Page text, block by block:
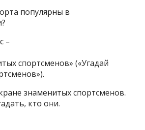
популярны в
–
спортсменов» («Угадай
знаменитых спортсменов.
кто они.